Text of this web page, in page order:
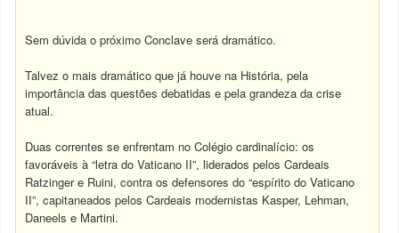
Sem dúvida o próximo Conclave será dramático.
Talvez o mais dramático que já houve na História, pela
importância das questões debatidas e pela grandeza da crise
atual.
Duas correntes se enfrentam no Colégio cardinalício: os
favoráveis à “letra do Vaticano II”, liderados pelos Cardeais
Ratzinger e Ruini, contra os defensores do “espírito do Vaticano
II”, capitaneados pelos Cardeais modernistas Kasper, Lehman,
Daneels e Martini.